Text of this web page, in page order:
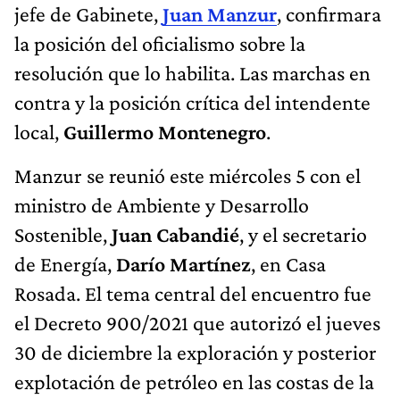
jefe de Gabinete,Juan Manzur, confirmara
la posición del oficialismo sobre la
resolución que lo habilita. Las marchas en
contra y la posición crítica del intendente
local, Guillermo Montenegro.
Manzur se reunió este miércoles 5 con el
ministro de Ambiente y Desarrollo
Sostenible,Juan Cabandié, y el secretario
de Energía, Darío Martínez, en Casa
Rosada. El tema central del encuentro fue
el Decreto 900/2021 que autorizó el jueves
30 de diciembre la exploración y posterior
explotación de petróleo en las costas de la